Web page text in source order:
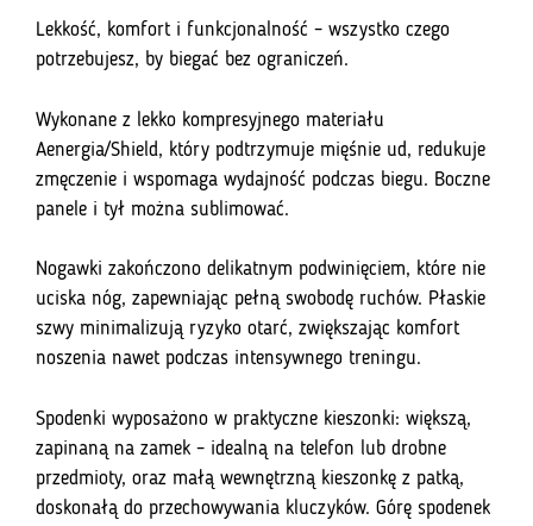
Lekkość, komfort i funkcjonalność – wszystko czego
potrzebujesz, by biegać bez ograniczeń.
Wykonane z lekko kompresyjnego materiału
Aenergia/Shield, który podtrzymuje mięśnie ud, redukuje
zmęczenie i wspomaga wydajność podczas biegu. Boczne
panele i tył można sublimować.
Nogawki zakończono delikatnym podwinięciem, które nie
uciska nóg, zapewniając pełną swobodę ruchów. Płaskie
szwy minimalizują ryzyko otarć, zwiększając komfort
noszenia nawet podczas intensywnego treningu.
Spodenki wyposażono w praktyczne kieszonki: większą,
zapinaną na zamek – idealną na telefon lub drobne
przedmioty, oraz małą wewnętrzną kieszonkę z patką,
doskonałą do przechowywania kluczyków. Górę spodenek